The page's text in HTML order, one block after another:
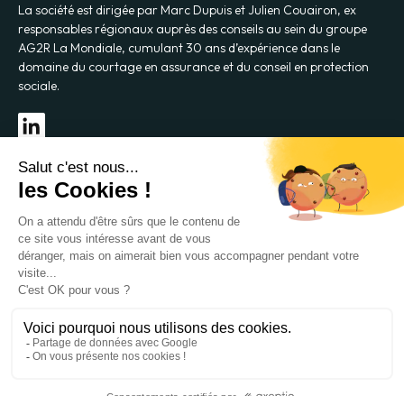
La société est dirigée par Marc Dupuis et Julien Couairon, ex
responsables régionaux auprès des conseils au sein du groupe
AG2R La Mondiale, cumulant 30 ans d’expérience dans le
domaine du courtage en assurance et du conseil en protection
sociale.
SERVICES
C&D ADVICE
Orias n° 21008298 – www.orias.fr